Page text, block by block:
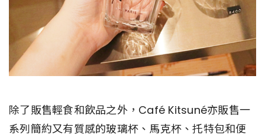
除了販售輕食和飲品之外，Café Kitsuné亦販售一
系列簡約又有質感的玻璃杯、馬克杯、托特包和便